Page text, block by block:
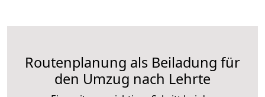
Routenplanung als Beiladung für
den Umzug nach Lehrte